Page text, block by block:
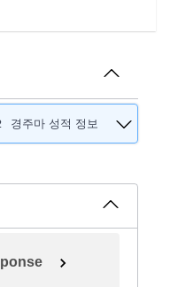
경주마 성적 정보